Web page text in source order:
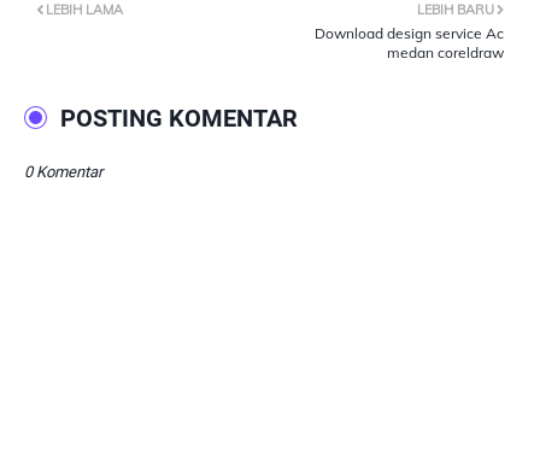
LEBIH BARU
Download design service Ac
medan coreldraw
LEBIH LAMA
POSTING KOMENTAR
0 Komentar